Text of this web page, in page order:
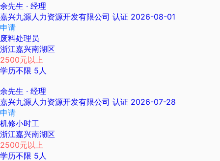
余先生 · 经理
嘉兴九源人力资源开发有限公司 认证 2026-08-01
申请
废料处理员
浙江嘉兴南湖区
2500元以上
学历不限 5人
余先生 · 经理
嘉兴九源人力资源开发有限公司 认证 2026-07-28
申请
机修小时工
浙江嘉兴南湖区
2500元以上
学历不限 5人